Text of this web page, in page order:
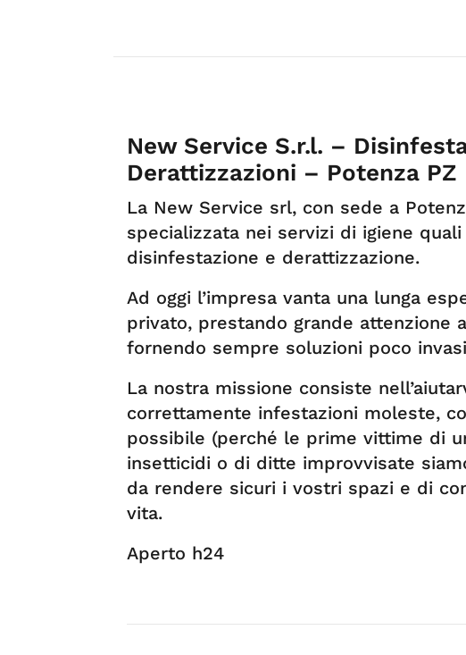
New Service S.r.l. –
Derattizzazioni – Potenza PZ
La New Service srl, con sede a
specializzata nei servizi di igiene
disinfestazione e derattizzazione.
Ad oggi l’impresa vanta una lunga
privato, prestando grande attenzione
fornendo sempre soluzioni poco
La nostra missione consiste
correttamente infestazioni moleste,
possibile (perché le prime vittime di
insetticidi o di ditte improvvisate
da rendere sicuri i vostri spazi e di
vita.
Aperto h24